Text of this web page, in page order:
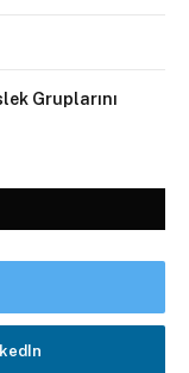
Gruplarını